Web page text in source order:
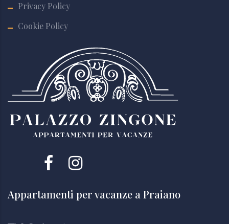
Privacy Policy
Cookie Policy
Appartamenti per vacanze a Praiano